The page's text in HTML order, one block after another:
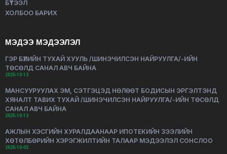
БҮТЭЭЛ
ХОЛБОО БАРИХ
МЭДЭЭ МЭДЭЭЛЭЛ
ГЭР БҮЛИЙН ТУХАЙ ХУУЛЬ /ШИНЭЧИЛСЭН НАЙРУУЛГА/-ИЙН
ТӨСӨЛД САНАЛ АВЧ БАЙНА
2025-10-13
МАНСУУРУУЛАХ ЭМ, СЭТГЭЦЭД НӨЛӨӨТ БОДИСЫН ЭРГЭЛТЭНД
ХЯНАЛТ ТАВИХ ТУХАЙ /ШИНЭЧИЛСЭН НАЙРУУЛГА/-ИЙН ТӨСӨЛД
САНАЛ АВЧ БАЙНА
2025-10-13
АЖЛЫН ХЭСГИЙН ХУРАЛДААНААР ИПОТЕКИЙН ЗЭЭЛИЙН
ХӨТӨЛБӨРИЙН ХЭРЭГЖИЛТИЙН ТАЛААР МЭДЭЭЛЭЛ СОНСЛОО
2025-10-02